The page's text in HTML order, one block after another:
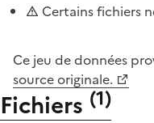
Certains fichiers
Ce jeu de données
source originale.
Fichiers (1)